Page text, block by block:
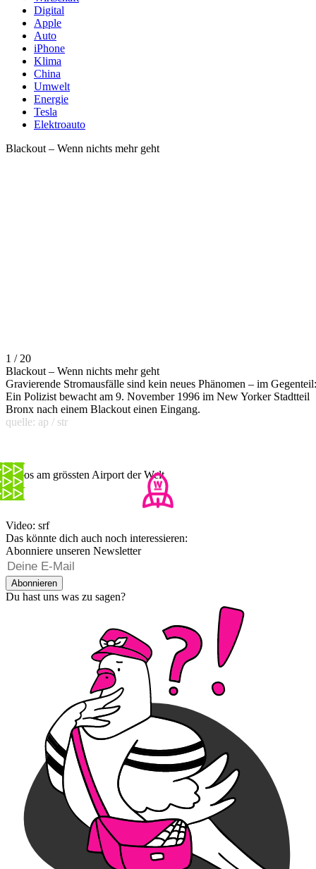
Digital
Apple
Auto
iPhone
Klima
China
Umwelt
Energie
Tesla
Elektroauto
Blackout – Wenn nichts mehr geht
1 / 20
Blackout – Wenn nichts mehr geht
Gravierende Stromausfälle sind kein neues Phänomen – im Gegenteil:
Ein Polizist bewacht am 9. November 1996 im New Yorker Stadtteil
Bronx nach einem Blackout einen Eingang.
quelle: ap / str
Chaos am grössten Airport der Welt
Video: srf
Das könnte dich auch noch interessieren:
Abonniere unseren Newsletter
Abonnieren
Du hast uns was zu sagen?